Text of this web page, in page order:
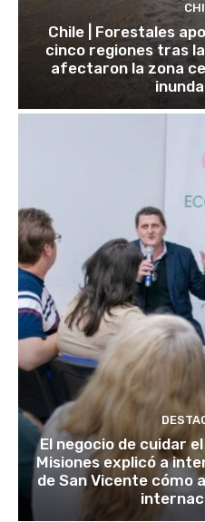
Chile | Forestales
cinco regiones tras
afectaron la zona
El negocio de cuidar
Misiones explicó a
de San Vicente cómo